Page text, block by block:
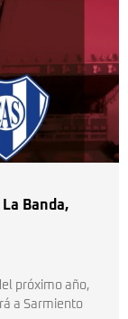
Banda,
próximo año,
a Sarmiento